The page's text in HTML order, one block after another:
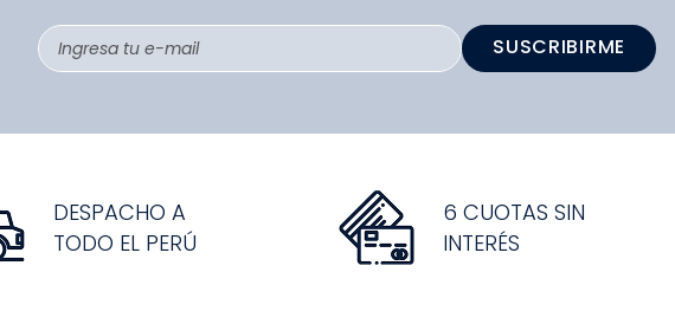
SUSCRIBIRME
DESPACHO A
TODO EL PERÚ
6 CUOTAS SIN
INTERÉS